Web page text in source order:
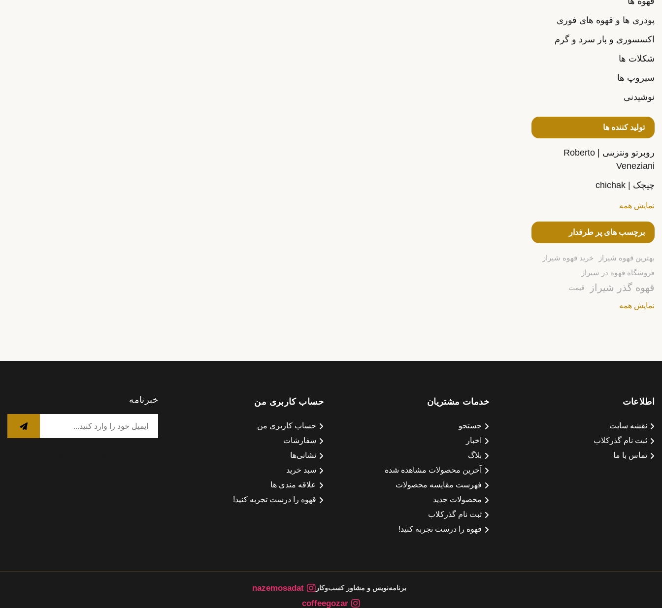
پودری ها و قهوه های فوری
اکسسوری و بار سرد و گرم
شکلات ها
سیروپ ها
نوشیدنی
تولید کننده ها
روبرتو ونتزینی | Roberto
Veneziani
چیچک | chichak
نمایش همه
برچسب های پر طرفدار
بهترین قهوه شیراز
خرید قهوه شیراز
فروشگاه قهوه در شیراز
قهوه گذر شیراز قیمت
نمایش همه
اطلاعات
نقشه سایت
ثبت نام گذرکلاب
تماس با ما
خدمات مشتریان
جستجو
اخبار
بلاگ
آخرین محصولات مشاهده شده
فهرست مقایسه محصولات
محصولات جدید
ثبت نام گذرکلاب
قهوه را درست تجربه کنید!
حساب کاربری من
حساب کاربری من
سفارشات
نشانی‌ها
سبد خرید
علاقه مندی ها
قهوه را درست تجربه کنید!
خبرنامه
برنامه‌نویس و مشاور کسب‌وکار
nazemosadat
coffeegozar